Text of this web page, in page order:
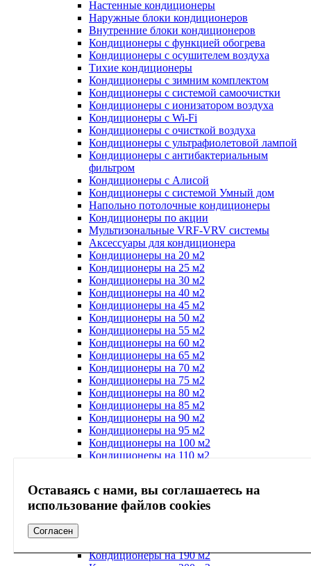
Оставаясь с нами, вы соглашаетесь на
использование файлов cookies
Согласен
Настенные кондиционеры
Наружные блоки кондиционеров
Внутренние блоки кондиционеров
Кондиционеры с функцией обогрева
Кондиционеры с осушителем воздуха
Тихие кондиционеры
Кондиционеры с зимним комплектом
Кондиционеры с системой самоочистки
Кондиционеры с ионизатором воздуха
Кондиционеры с Wi-Fi
Кондиционеры с очисткой воздуха
Кондиционеры с ультрафиолетовой лампой
Кондиционеры с антибактериальным
фильтром
Кондиционеры с Алисой
Кондиционеры с системой Умный дом
Напольно потолочные кондиционеры
Кондиционеры по акции
Мультизональные VRF-VRV системы
Аксессуары для кондиционера
Кондиционеры на 20 м2
Кондиционеры на 25 м2
Кондиционеры на 30 м2
Кондиционеры на 40 м2
Кондиционеры на 45 м2
Кондиционеры на 50 м2
Кондиционеры на 55 м2
Кондиционеры на 60 м2
Кондиционеры на 65 м2
Кондиционеры на 70 м2
Кондиционеры на 75 м2
Кондиционеры на 80 м2
Кондиционеры на 85 м2
Кондиционеры на 90 м2
Кондиционеры на 95 м2
Кондиционеры на 100 м2
Кондиционеры на 110 м2
Кондиционеры на 140 м2
Кондиционеры на 150 м2
Кондиционеры на 190 м2